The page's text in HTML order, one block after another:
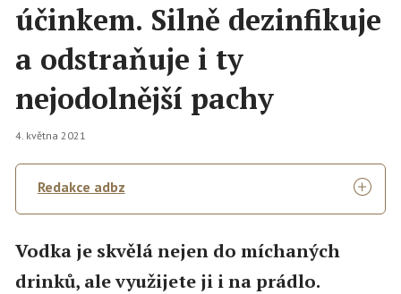
účinkem. Silně dezinfikuje
a odstraňuje i ty
nejodolnější pachy
4. května 2021
Redakce adbz
Vodka je skvělá nejen do míchaných
drinků, ale využijete ji i na prádlo.